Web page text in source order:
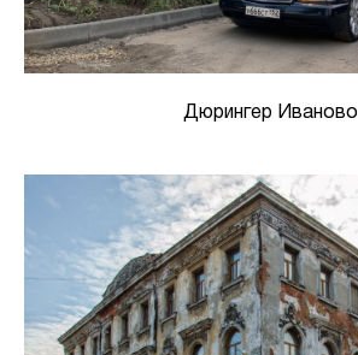
Дюрингер Иваново